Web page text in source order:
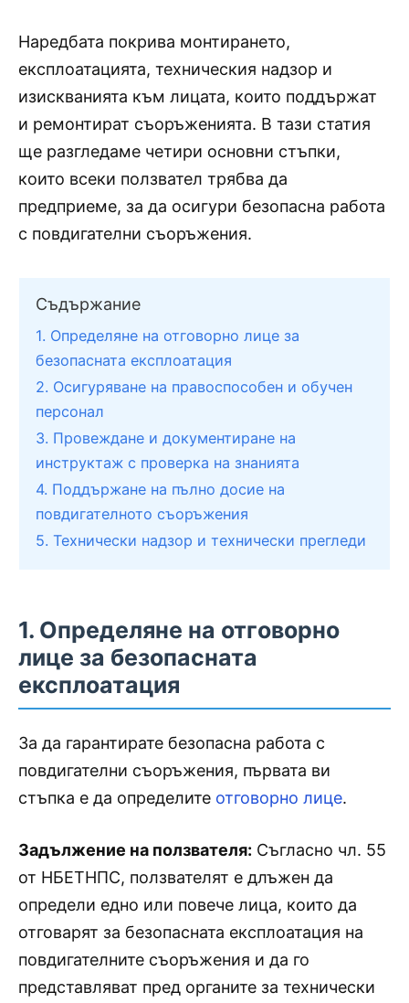
Наредбата покрива монтирането,
експлоатацията, техническия надзор и
изискванията към лицата, които поддържат
и ремонтират съоръженията. В тази статия
ще разгледаме четири основни стъпки,
които всеки ползвател трябва да
предприеме, за да осигури безопасна работа
с повдигателни съоръжения.
Съдържание
1. Определяне на отговорно лице за
безопасната експлоатация
2. Осигуряване на правоспособен и обучен
персонал
3. Провеждане и документиране на
инструктаж с проверка на знанията
4. Поддържане на пълно досие на
повдигателното съоръжения
5. Технически надзор и технически прегледи
1. Определяне на отговорно
лице за безопасната
експлоатация
За да гарантирате безопасна работа с
повдигателни съоръжения, първата ви
стъпка е да определите отговорно лице.
Задължение на ползвателя: Съгласно чл. 55
от НБЕТНПС, ползвателят е длъжен да
определи едно или повече лица, които да
отговарят за безопасната експлоатация на
повдигателните съоръжения и да го
представляват пред органите за технически